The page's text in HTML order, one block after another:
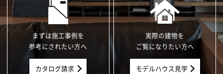
まずは施工事例を
参考にされたい方へ
カタログ請求
実際の建物を
ご覧になりたい方へ
モデルハウス見学